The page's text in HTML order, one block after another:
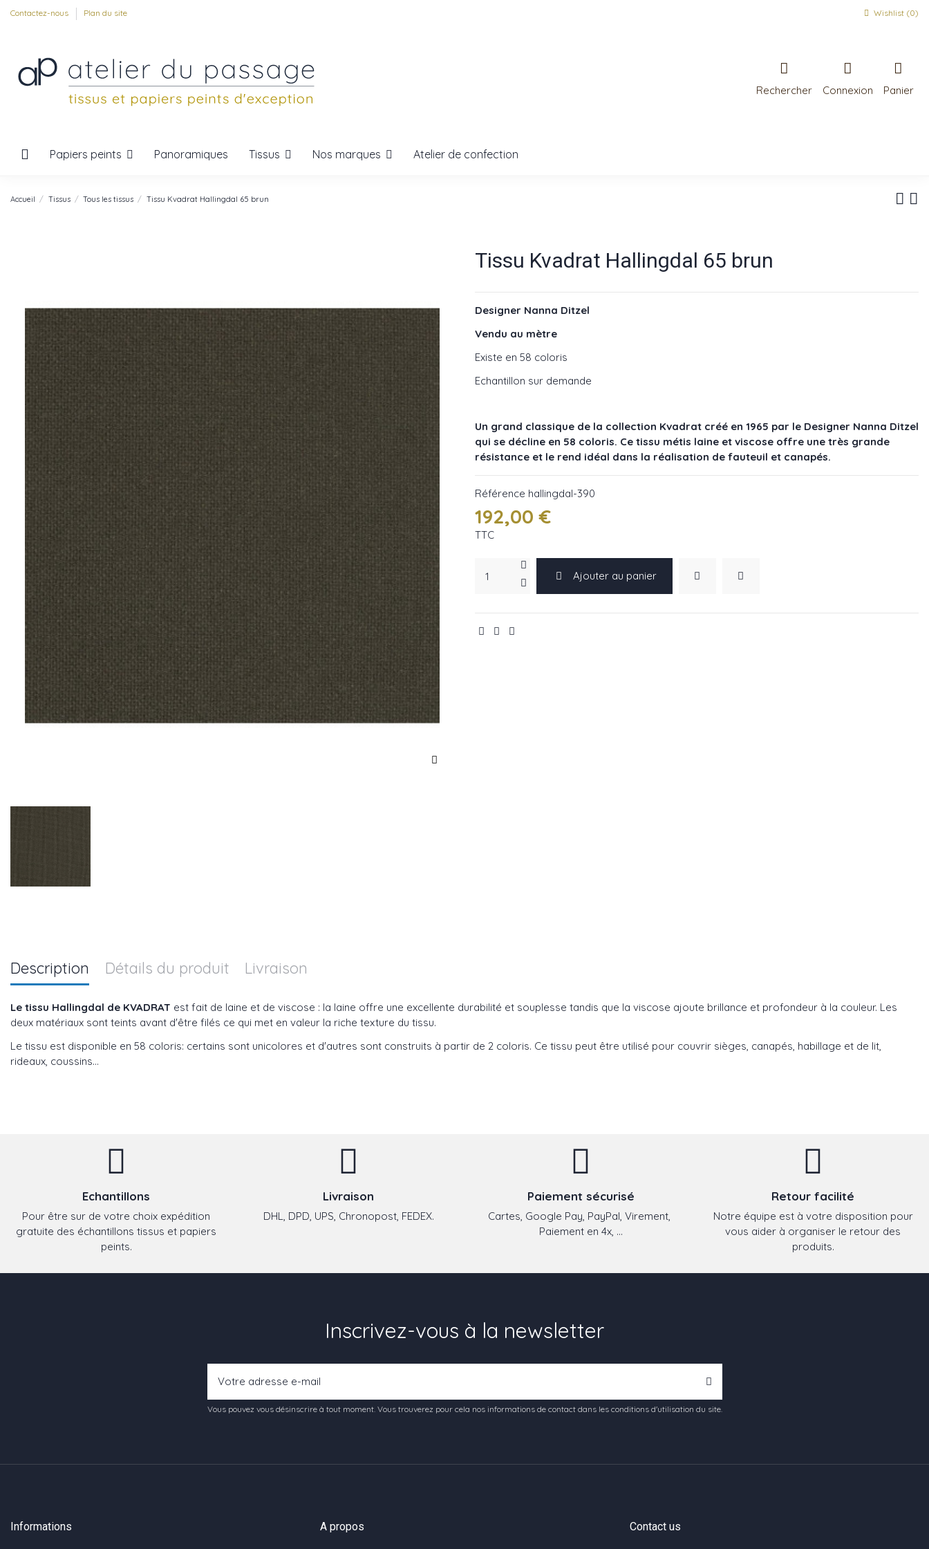
Contactez-nous Plan du site Wishlist (0)
Rechercher Connexion Panier
Papiers peints Panoramiques Tissus Nos marques Atelier de confection
Accueil Tissus Tous les tissus Tissu Kvadrat Hallingdal 65 brun
Tissu Kvadrat Hallingdal 65 brun
Designer Nanna Ditzel
Vendu au mètre
Existe en 58 coloris
Echantillon sur demande
Un grand classique de la collection Kvadrat créé en 1965 par le Designer Nanna Ditzel
qui se décline en 58 coloris. Ce tissu métis laine et viscose offre une très grande
résistance et le rend idéal dans la réalisation de fauteuil et canapés.
Référence hallingdal-390
192,00 €
TTC
Ajouter au panier
Description Détails du produit Livraison
Le tissu Hallingdal de KVADRAT est fait de laine et de viscose : la laine offre une excellente durabilité et souplesse tandis que la viscose ajoute brillance et profondeur à la couleur. Les
deux matériaux sont teints avant d'être filés ce qui met en valeur la riche texture du tissu.
Le tissu est disponible en 58 coloris: certains sont unicolores et d'autres sont construits à partir de 2 coloris. Ce tissu peut être utilisé pour couvrir sièges, canapés, habillage et de lit,
rideaux, coussins...
Echantillons
Pour être sur de votre choix expédition
gratuite des échantillons tissus et papiers
peints.
Livraison
DHL, DPD, UPS, Chronopost, FEDEX.
Paiement sécurisé
Cartes, Google Pay, PayPal, Virement,
Paiement en 4x, ...
Retour facilité
Notre équipe est à votre disposition pour
vous aider à organiser le retour des
produits.
Inscrivez-vous à la newsletter
Vous pouvez vous désinscrire à tout moment. Vous trouverez pour cela nos informations de contact dans les conditions d'utilisation du site.
Informations A propos Contact us